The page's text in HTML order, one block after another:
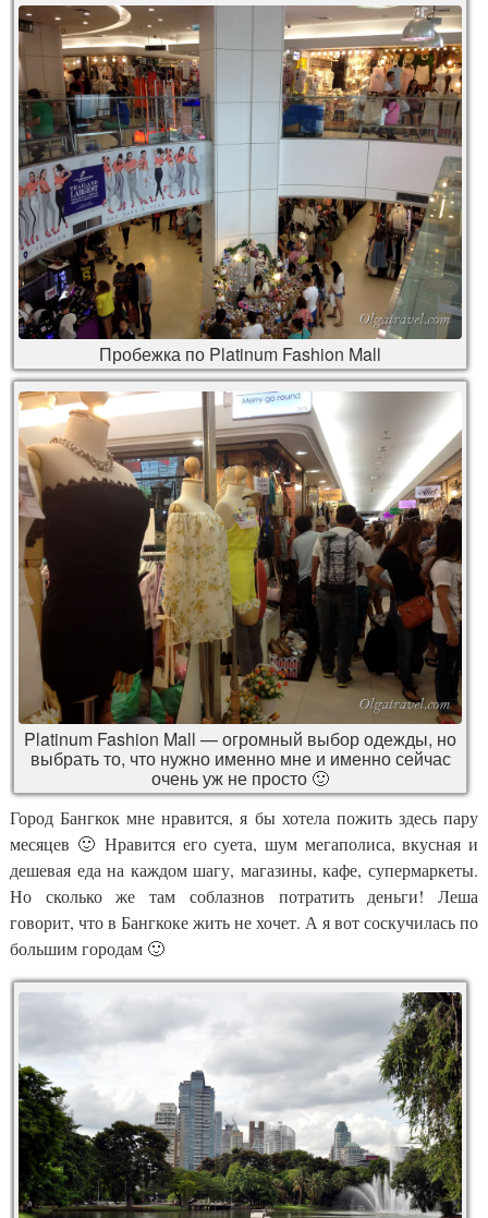
Пробежка по Platinum Fashion Mall
Platinum Fashion Mall — огромный выбор одежды, но
выбрать то, что нужно именно мне и именно сейчас
очень уж не просто 🙂
Город Бангкок мне нравится, я бы хотела пожить здесь пару
месяцев 🙂 Нравится его суета, шум мегаполиса, вкусная и
дешевая еда на каждом шагу, магазины, кафе, супермаркеты.
Но сколько же там соблазнов потратить деньги! Леша
говорит, что в Бангкоке жить не хочет. А я вот соскучилась по
большим городам 🙂